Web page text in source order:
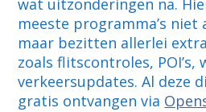
wat uitzonderingen na.
meeste programma’s niet
maar bezitten allerlei
zoals flitscontroles, POI’s,
verkeersupdates. Al deze
gratis ontvangen via